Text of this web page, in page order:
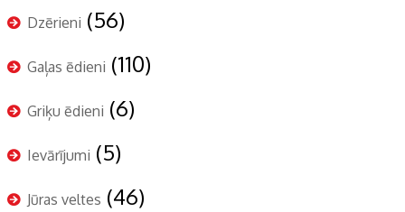
Dzērieni (56)
Gaļas ēdieni (110)
Griķu ēdieni (6)
Ievārījumi (5)
Jūras veltes (46)